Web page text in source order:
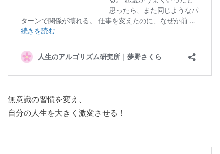
無意識の習慣を変え、
自分の人生を大きく激変させる！